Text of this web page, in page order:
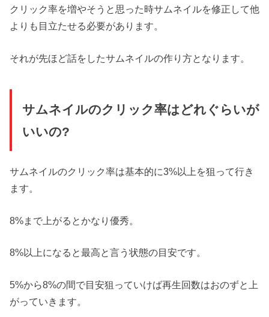
クリック率を増やそうと思った時サムネイルを修正して他
よりも目立たせる必要があります。
それが先ほど話をしたサムネイルの作り方となります。
サムネイルのクリック率はどれぐらいが
いいの?
サムネイルのクリック率は基本的に3%以上を狙って行き
ます。
8%まで上がるとかなり優秀。
8%以上になると最高と言う状態の目安です。
5%から8%の間で目安狙っていけば再生回数はおのずと上
がっていきます。